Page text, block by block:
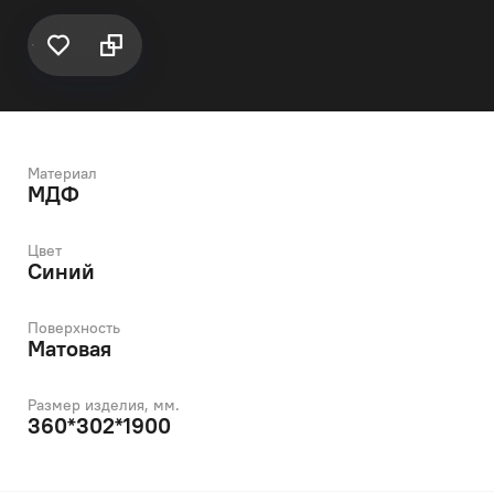
Материал
МДФ
Цвет
Синий
Поверхность
Матовая
Размер изделия, мм.
360*302*1900